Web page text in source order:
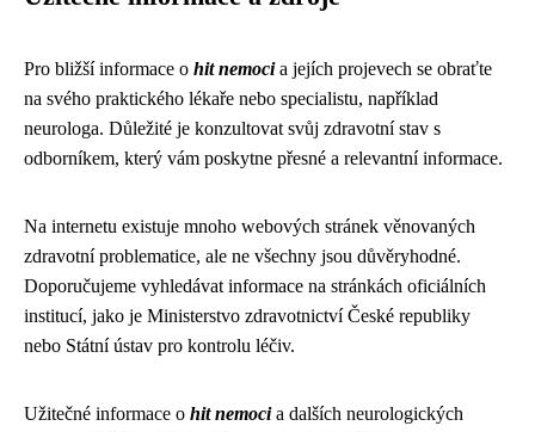
Pro bližší informace o hit nemocia jejích projevech se obraťte
na svého praktického lékaře nebo specialistu, například
neurologa. Důležité je konzultovat svůj zdravotní stav s
odborníkem, který vám poskytne přesné a relevantní informace.
Na internetu existuje mnoho webových stránek věnovaných
zdravotní problematice, ale ne všechny jsou důvěryhodné.
Doporučujeme vyhledávat informace na stránkách oficiálních
institucí, jako je Ministerstvo zdravotnictví České republiky
nebo Státní ústav pro kontrolu léčiv.
Užitečné informace o hit nemocia dalších neurologických